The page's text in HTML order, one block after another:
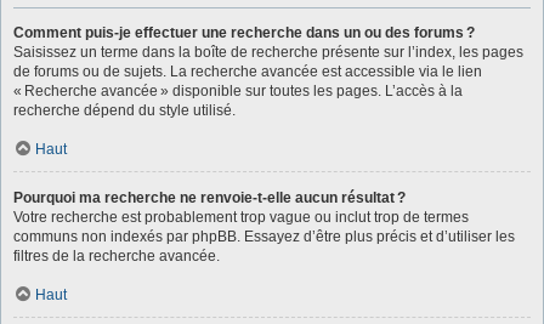
Comment puis-je effectuer une recherche dans un ou des forums ?
Saisissez un terme dans la boîte de recherche présente sur l’index, les pages
de forums ou de sujets. La recherche avancée est accessible via le lien
« Recherche avancée » disponible sur toutes les pages. L’accès à la
recherche dépend du style utilisé.
Haut
Pourquoi ma recherche ne renvoie-t-elle aucun résultat ?
Votre recherche est probablement trop vague ou inclut trop de termes
communs non indexés par phpBB. Essayez d’être plus précis et d’utiliser les
filtres de la recherche avancée.
Haut